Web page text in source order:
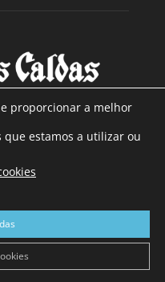
e mais de 90 anos de
de 40.000 leitores por
distribuição em Portugal
online.
proporcionar a melhor
que estamos a utilizar ou